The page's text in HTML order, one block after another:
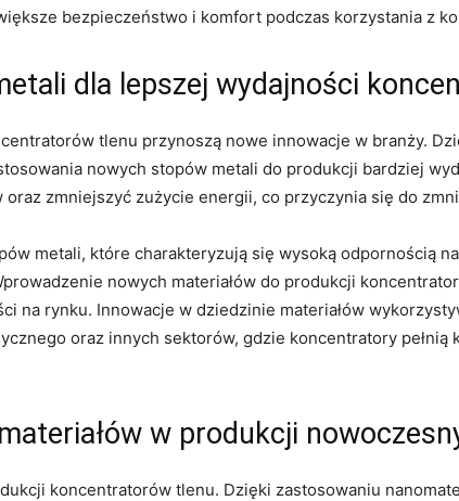
bezpieczeństwo i komfort podczas korzystania z
‌dla lepszej‌ wydajności
tlenu ‌przynoszą nowe ‍innowacje w branży.
nowych stopów metali do produkcji bardziej
zmniejszyć zużycie energii, co przyczynia‍ się do
metali, które charakteryzują się wysoką odpornością
nowych materiałów do produkcji
na rynku. Innowacje w dziedzinie materiałów
oraz innych sektorów, ⁤gdzie koncentratory pełnią
w ​produkcji
koncentratorów tlenu. Dzięki zastosowaniu